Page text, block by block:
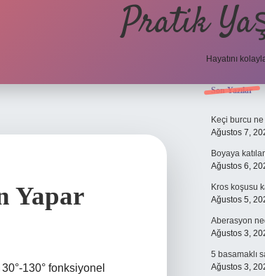
Pratik
Hayatını
Yapar
130° fonksiyonel
Son Yazılar
Keçi burcu
Ağustos 7,
Boyaya
Ağustos 6,
Kros koşusu
Ağustos 5,
Aberasyon
Ağustos 3,
5 basamaklı
Ağustos 3,